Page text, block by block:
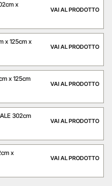
x
VAI AL PRODOTTO
x 125cm x
VAI AL PRODOTTO
x 125cm
VAI AL PRODOTTO
302cm
VAI AL PRODOTTO
x
VAI AL PRODOTTO